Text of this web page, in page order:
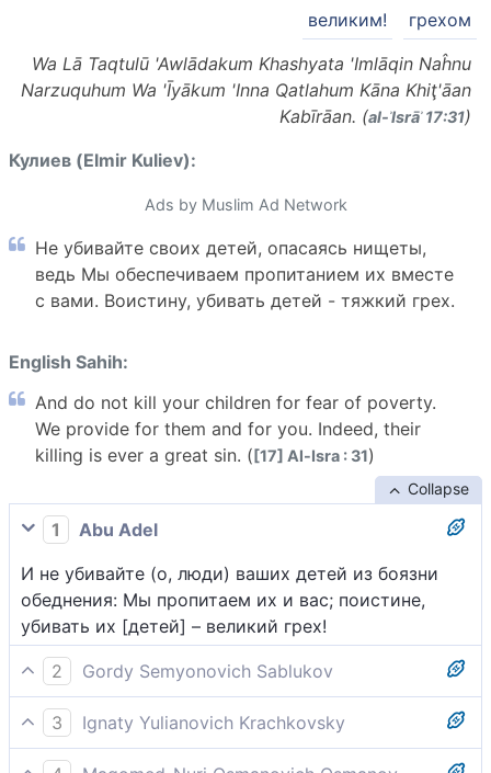
грехом
великим!
Wa Lā Taqtulū 'Awlādakum Khashyata 'Imlāqin Naĥnu
Narzuquhum Wa 'Īyākum 'Inna Qatlahum Kāna Khiţ'āan
Kabīrāan. (al-ʾIsrāʾ 17:31)
Кулиев (Elmir Kuliev):
Ads by Muslim Ad Network
Не убивайте своих детей, опасаясь нищеты,
ведь Мы обеспечиваем пропитанием их вместе
с вами. Воистину, убивать детей - тяжкий грех.
English Sahih:
And do not kill your children for fear of poverty.
We provide for them and for you. Indeed, their
killing is ever a great sin. ([17] Al-Isra : 31)
Collapse
1
Abu Adel
И не убивайте (о, люди) ваших детей из боязни
обеднения: Мы пропитаем их и вас; поистине,
убивать их [детей] – великий грех!
2
Gordy Semyonovich Sablukov
Не убивайте детей ваших, опасаясь бедности. Мы
им и вам дадим потребное для жизни; истинно,
убивать их есть великий грех.
3
Ignaty Yulianovich Krachkovsky
И не убивайте ваших детей из боязни обеднения: